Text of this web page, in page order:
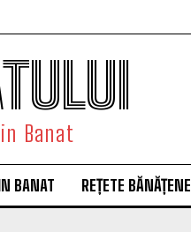
Banat
BANAT REȚETE BĂNĂȚENE